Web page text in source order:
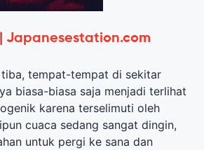
Japanesestation.com
tempat-tempat di sekitar
biasa-biasa saja menjadi terlihat
karena terselimuti oleh
cuaca sedang sangat dingin,
untuk pergi ke sana dan